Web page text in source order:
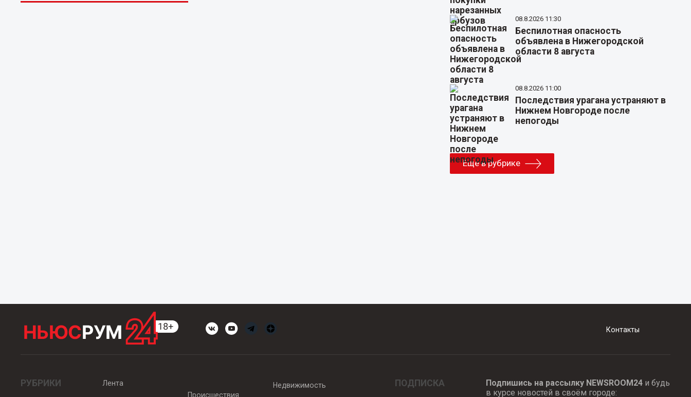
08.8.2026 11:30
Беспилотная опасность
объявлена в Нижегородской
области 8 августа
08.8.2026 11:00
Последствия урагана устраняют в
Нижнем Новгороде после
непогоды
Еще в рубрике
Контакты
РУБРИКИ
Лента
Происшествия
Недвижимость ПОДПИСКА Подпишись на рассылку NEWSROOM24и будь
в курсе новостей в своём городе: